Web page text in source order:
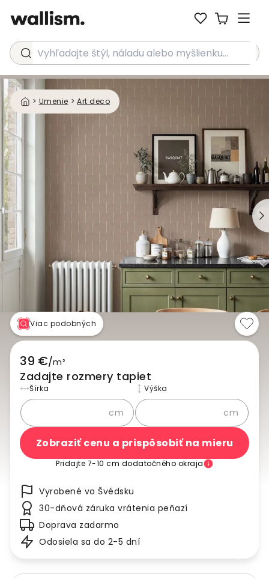
Vyhľadajte štýl, náladu alebo myšlienku...
> Umenie > Art deco
Viac podobných
39 €/m²
Zadajte rozmery tapiet
Šírka
cm
Výška
cm
Zobraziť cenu a prispôsobiť na mieru
Pridajte 7-10 cm dodatočného okraja
Vyrobené vo Švédsku
30-dňová záruka vrátenia peňazí
Doprava zadarmo
Odosiela sa do 2-5 dní